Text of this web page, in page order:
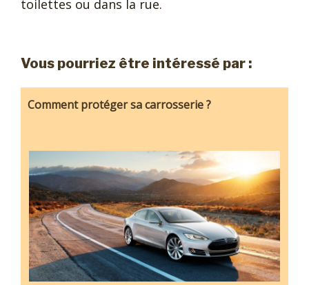
toilettes ou dans la rue.
Vous pourriez être intéressé par :
Comment protéger sa carrosserie ?